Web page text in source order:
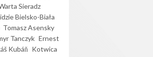
Sieradz
Bielsko-Biała
Tomasz Asensky
Tanczyk Ernest
Kubáň Kotwica